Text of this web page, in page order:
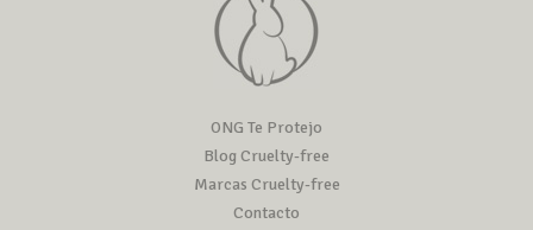
ONG Te Protejo
Blog Cruelty-free
Marcas Cruelty-free
Contacto